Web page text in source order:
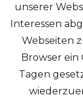
unserer
Interessen
Webseiten
Browser ein
Tagen